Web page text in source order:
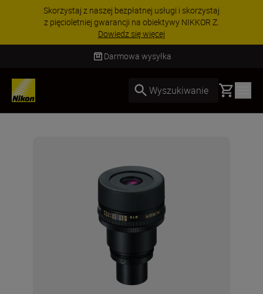
Skorzystaj z naszej bezpłatnej usługi i skorzystaj
z pięcioletniej gwarancji na obiektywy NIKKOR Z.
Dowiedz się więcej
Darmowa wysyłka
Wyszukiwanie Basket